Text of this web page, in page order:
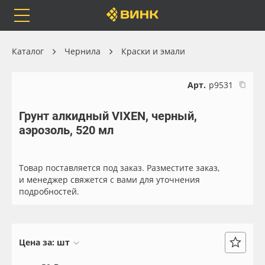
Каталог
Бренды
Оплата
Весь каталог
Самоклеящиеся плёнки
Чернила
Каталог Чернила Краски и эмали
Арт. р9531
Грунт алкидный VIXEN, черный,
аэрозоль, 520 мл
Товар поставляется под заказ. Разместите заказ,
и менеджер свяжется с вами для уточнения
подробностей.
Цена за: шт